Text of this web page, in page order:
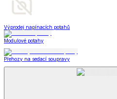
Výprodej napínacích potahů
Modulové potahy
Přehozy na sedací soupravy